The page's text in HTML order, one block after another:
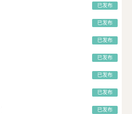
已发布
已发布
已发布
已发布
已发布
已发布
已发布